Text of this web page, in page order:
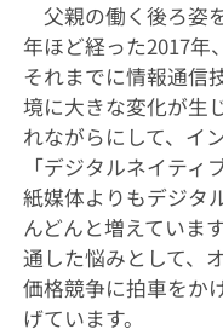
父親の働く後ろ姿
年ほど経った2017年
それまでに情報通信
境に大きな変化が生
れながらにして、イ
「デジタルネイティ
紙媒体よりもデジタ
んどんと増えていま
通した悩みとして、
価格競争に拍車をか
げています。